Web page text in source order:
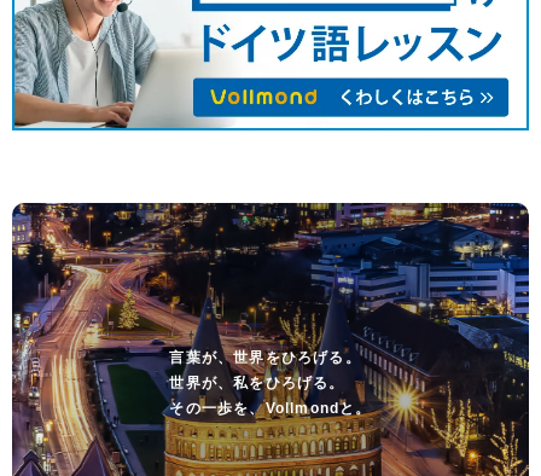
言葉が、世界をひろげる。
世界が、私をひろげる。
その一歩を、Vollmondと。